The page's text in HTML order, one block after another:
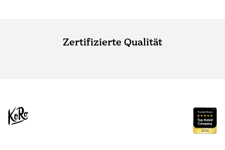
Zertifizierte Qualität